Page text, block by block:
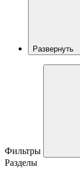
Развернуть
Фильтры
Разделы